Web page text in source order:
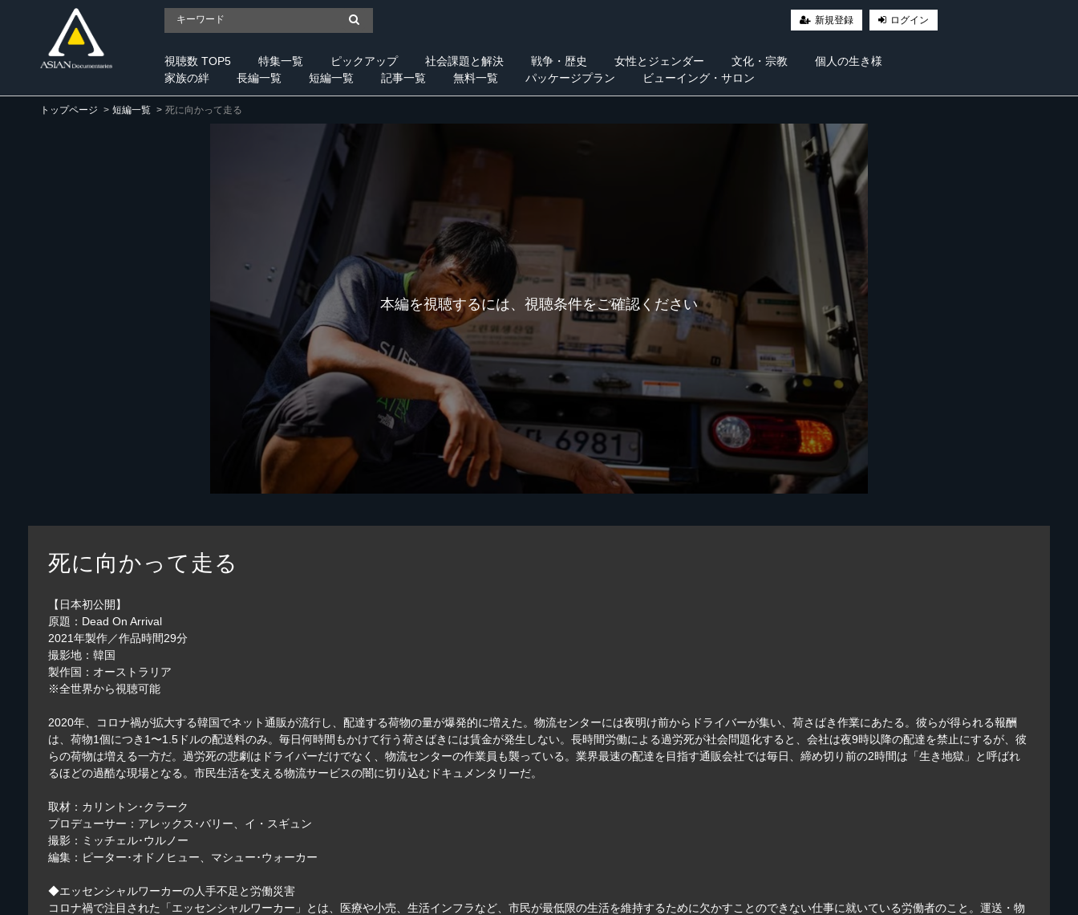
新規登録 ログイン
視聴数 TOP5 特集一覧 ピックアップ 社会課題と解決 戦争・歴史 女性とジェンダー 文化・宗教
個人の生き様
家族の絆
長編一覧 短編一覧 記事一覧 無料一覧 パッケージプラン ビューイング・サロン
トップページ 短編一覧 死に向かって走る
本編を視聴するには、視聴条件をご確認ください
死に向かって走る
【日本初公開】
原題：Dead On Arrival
2021年製作／作品時間29分
撮影地：韓国
製作国：オーストラリア
※全世界から視聴可能
2020年、コロナ禍が拡大する韓国でネット通販が流行し、配達する荷物の量が爆発的に増えた。物流センターには夜明け前からドライバーが集い、荷さばき作業にあたる。彼らが得られる報酬
は、荷物1個につき1〜1.5ドルの配送料のみ。毎日何時間もかけて行う荷さばきには賃金が発生しない。長時間労働による過労死が社会問題化すると、会社は夜9時以降の配達を禁止にするが、彼
らの荷物は増える一方だ。過労死の悲劇はドライバーだけでなく、物流センターの作業員も襲っている。業界最速の配達を目指す通販会社では毎日、締め切り前の2時間は「生き地獄」と呼ばれ
るほどの過酷な現場となる。市民生活を支える物流サービスの闇に切り込むドキュメンタリーだ。
取材：カリントン･クラーク
プロデューサー：アレックス･バリー、イ・スギュン
撮影：ミッチェル･ウルノー
編集：ピーター･オドノヒュー、マシュー･ウォーカー
◆エッセンシャルワーカーの人手不足と労働災害
コロナ禍で注目された「エッセンシャルワーカー」とは、医療や小売、生活インフラなど、市民が最低限の生活を維持するために欠かすことのできない仕事に就いている労働者のこと。運送・物